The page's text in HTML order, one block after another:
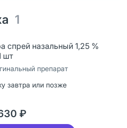
1
спрей назальный 1,25 %
шт
препарат
завтра или позже
₽